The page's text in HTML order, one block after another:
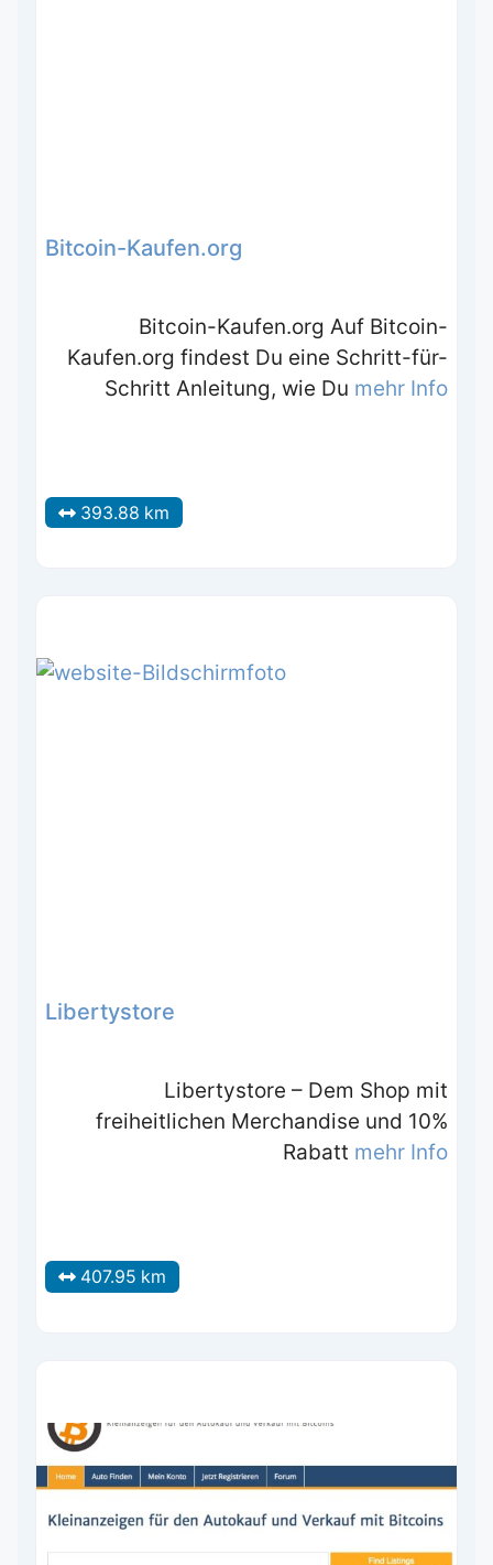
Bitcoin-Kaufen.org
Bitcoin-Kaufen.org Auf Bitcoin-
Kaufen.org findest Du eine Schritt-für-
Schritt Anleitung, wie Du mehr Info
393.88 km
Libertystore
Libertystore – Dem Shop mit
freiheitlichen Merchandise und 10%
Rabatt mehr Info
407.95 km